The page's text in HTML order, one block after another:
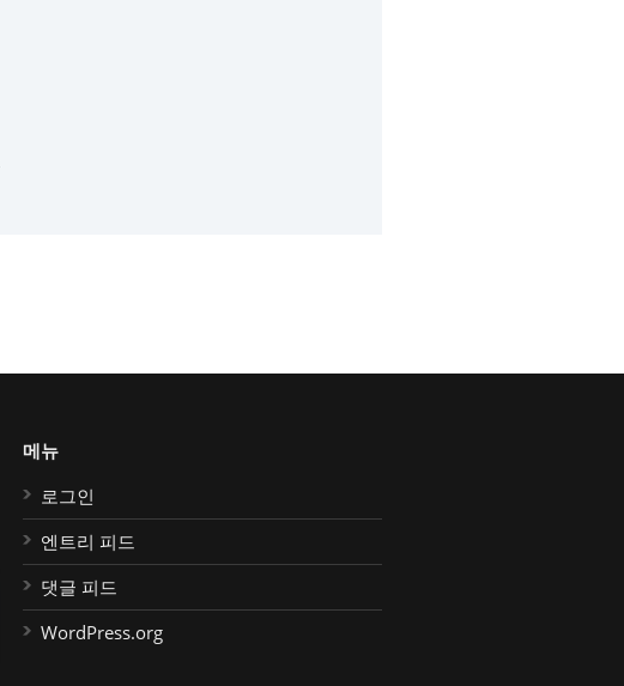
메뉴
로그인
엔트리 피드
댓글 피드
WordPress.org